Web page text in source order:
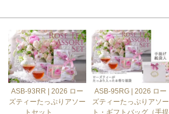
ASB-93RR | 2026 ロー
ズティーたっぷりアソー
ASB-95RG | 2026 ロー
ズティーたっぷりアソー